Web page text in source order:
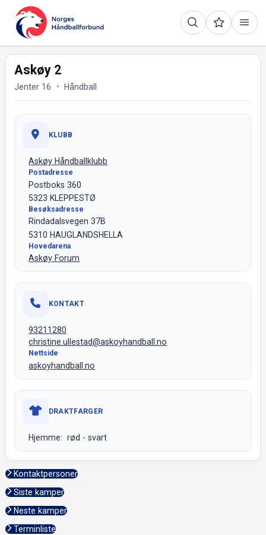
Askøy 2
Jenter 16 Håndball
KLUBB
Askøy Håndballklubb
Postadresse
Postboks 360
5323 KLEPPESTØ
Besøksadresse
Rindadalsvegen 37B
5310 HAUGLANDSHELLA
Hovedarena
Askøy Forum
KONTAKT
93211280
christine.ullestad@askoyhandball.no
Nettside
askoyhandball.no
DRAKTFARGER
Hjemme: rød - svart
Kontaktpersoner
Siste kamper
Neste kamper
Terminliste